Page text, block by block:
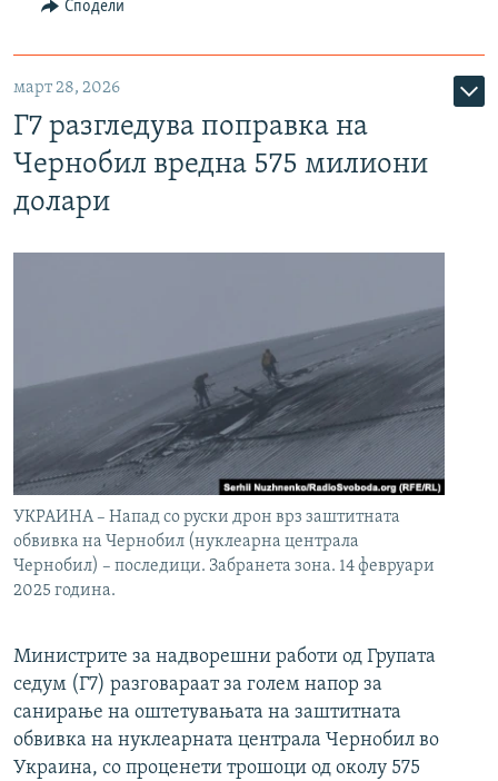
Сподели
март 28, 2026
Г7 разгледува поправка на
Чернобил вредна 575 милиони
долари
УКРАИНА – Напад со руски дрон врз заштитната
обвивка на Чернобил (нуклеарна централа
Чернобил) – последици. Забранета зона. 14 февруари
2025 година.
Министрите за надворешни работи од Групата
седум (Г7) разговараат за голем напор за
санирање на оштетувањата на заштитната
обвивка на нуклеарната централа Чернобил во
Украина, со проценети трошоци од околу 575